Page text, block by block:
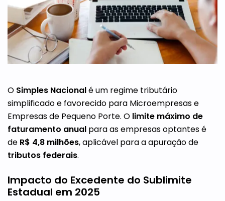
O Simples Nacionalé um regime tributário
simplificado e favorecido para Microempresas e
Empresas de Pequeno Porte. O limite máximo de
faturamento anual para as empresas optantes é
de R$ 4,8 milhões, aplicável para a apuração de
tributos federais.
Impacto do Excedente do Sublimite
Estadual em 2025